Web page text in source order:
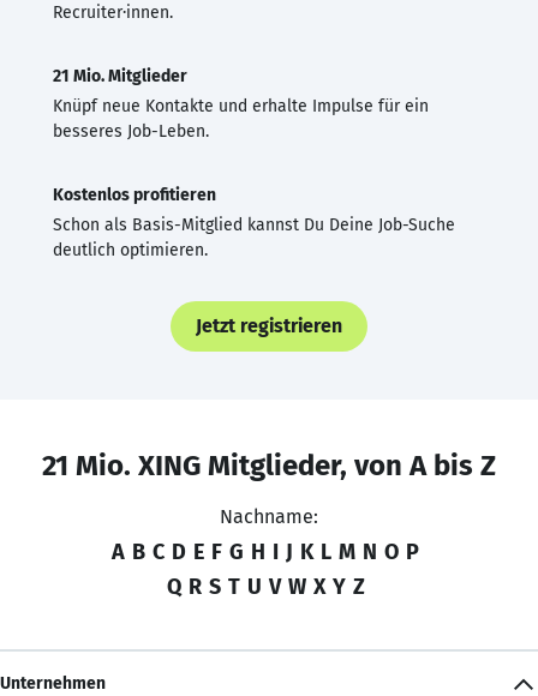
Recruiter·innen.
21 Mio. Mitglieder
Knüpf neue Kontakte und erhalte Impulse für ein
besseres Job-Leben.
Kostenlos profitieren
Schon als Basis-Mitglied kannst Du Deine Job-Suche
deutlich optimieren.
Jetzt registrieren
21 Mio. XING Mitglieder, von A bis Z
Nachname:
A B C D E F G H I J K L M N O P
Q R S T U V W X Y Z
Unternehmen